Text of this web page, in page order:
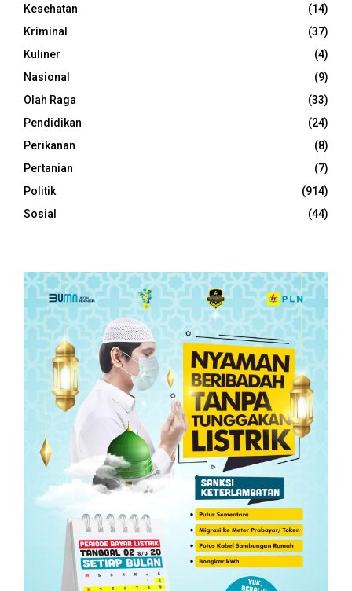
Kesehatan
(14)
Kriminal
(37)
Kuliner
(4)
Nasional
(9)
Olah Raga
(33)
Pendidikan
(24)
Perikanan
(8)
Pertanian
(7)
Politik
(914)
Sosial
(44)